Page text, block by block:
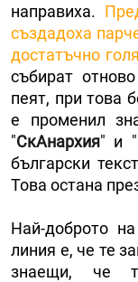
направиха.
създадоха
достатъчно
събират
пеят, при това
е променил
"СкАнархия" и "
български
Това остана
Най-доброто
линия е, че те
знаещи, че